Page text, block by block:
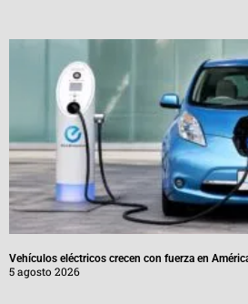
Vehículos eléctricos crecen con fuerza en
5 agosto 2026